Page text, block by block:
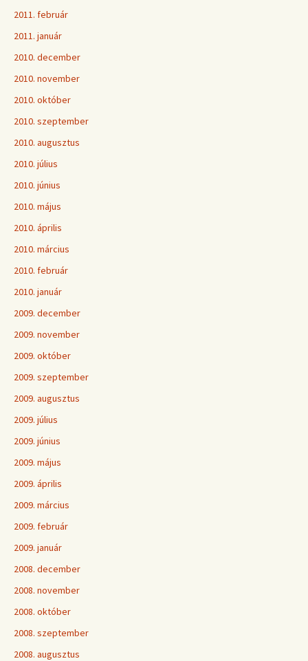
2011. február
2011. január
2010. december
2010. november
2010. október
2010. szeptember
2010. augusztus
2010. július
2010. június
2010. május
2010. április
2010. március
2010. február
2010. január
2009. december
2009. november
2009. október
2009. szeptember
2009. augusztus
2009. július
2009. június
2009. május
2009. április
2009. március
2009. február
2009. január
2008. december
2008. november
2008. október
2008. szeptember
2008. augusztus